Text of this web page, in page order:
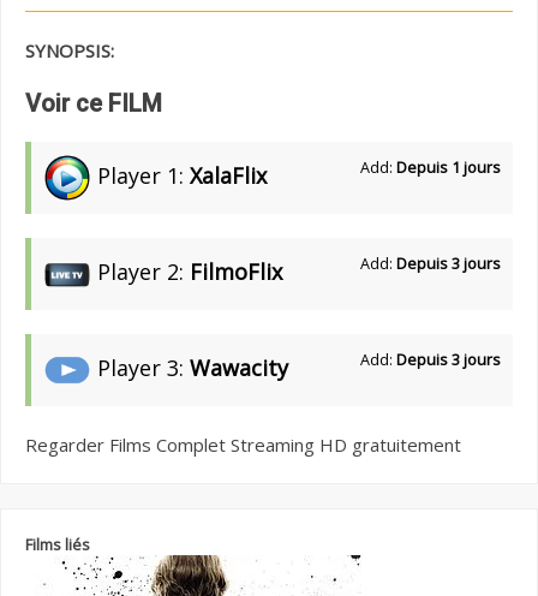
SYNOPSIS:
Voir ce FILM
Player 1: XalaFlix Add: Depuis 1 jours
Player 2: FilmoFlix Add: Depuis 3 jours
Player 3: Wawacity Add: Depuis 3 jours
Regarder Films Complet Streaming HD gratuitement
Films liés